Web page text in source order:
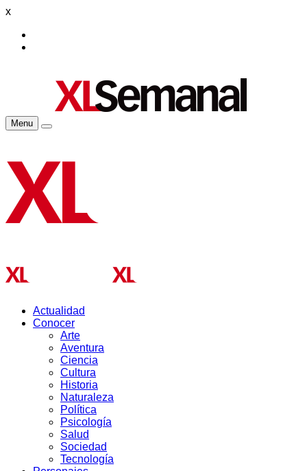
x
Menu
Actualidad
Conocer
Arte
Aventura
Ciencia
Cultura
Historia
Naturaleza
Política
Psicología
Salud
Sociedad
Tecnología